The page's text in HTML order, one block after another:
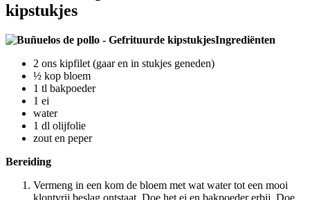
kipstukjes
Ingrediënten
2 ons kipfilet (gaar en in stukjes geneden)
½ kop bloem
1 tl bakpoeder
1 ei
water
1 dl olijfolie
zout en peper
Bereiding
Vermeng in een kom de bloem met wat water tot een mooi
klontvrij beslag ontstaat. Doe het ei en bakpoeder erbij. Doe